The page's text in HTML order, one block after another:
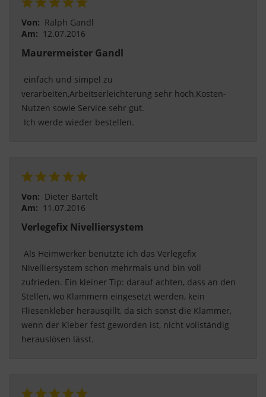
Von: Ralph Gandl
Am: 12.07.2016
Maurermeister Gandl
verarbeiten,Arbeitserleichterung sehr hoch,Kosten-
Nutzen sowie Service sehr gut.
Ich werde wieder bestellen.
Von: Dieter Bartelt
Am: 11.07.2016
Verlegefix Nivelliersystem
Nivelliersystem schon mehrmals und bin voll
zufrieden. Ein kleiner Tip: darauf achten, dass an den
Stellen, wo Klammern eingesetzt werden, kein
Fliesenkleber herausqillt, da sich sonst die Klammer,
wenn der Kleber fest geworden ist, nicht vollständig
herauslösen lässt.